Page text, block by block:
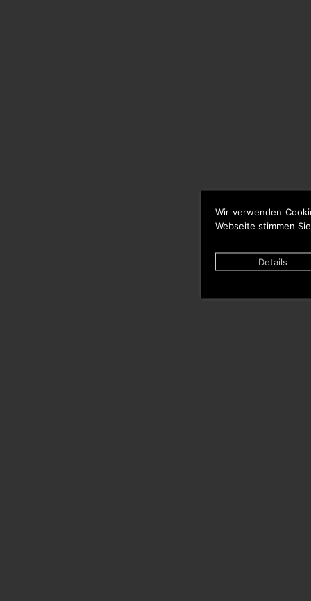
Wir verwenden
Webseite stimmen
Details